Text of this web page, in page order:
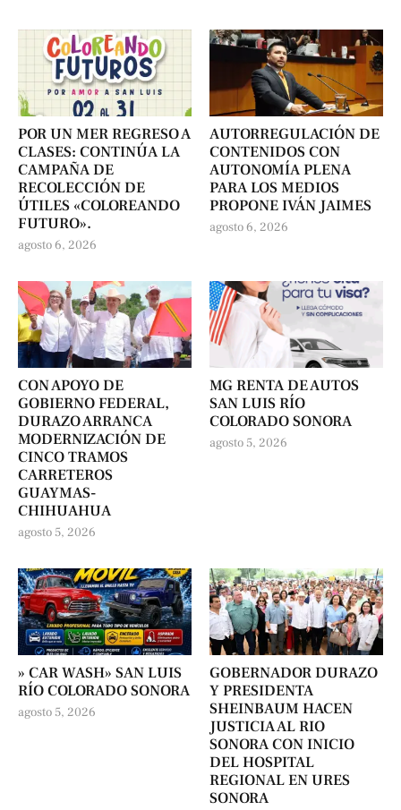
POR UN MER REGRESO A
CLASES: CONTINÚA LA
CAMPAÑA DE
RECOLECCIÓN DE
ÚTILES «COLOREANDO
FUTURO».
agosto 6, 2026
AUTORREGULACIÓN DE
CONTENIDOS CON
AUTONOMÍA PLENA
PARA LOS MEDIOS
PROPONE IVÁN JAIMES
agosto 6, 2026
CON APOYO DE
GOBIERNO FEDERAL,
DURAZO ARRANCA
MODERNIZACIÓN DE
CINCO TRAMOS
CARRETEROS
GUAYMAS-
CHIHUAHUA
agosto 5, 2026
MG RENTA DE AUTOS
SAN LUIS RÍO
COLORADO SONORA
agosto 5, 2026
» CAR WASH» SAN LUIS
RÍO COLORADO SONORA
agosto 5, 2026
GOBERNADOR DURAZO
Y PRESIDENTA
SHEINBAUM HACEN
JUSTICIA AL RIO
SONORA CON INICIO
DEL HOSPITAL
REGIONAL EN URES
SONORA